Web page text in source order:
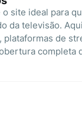
o site ideal para
da televisão.
plataformas de
completa